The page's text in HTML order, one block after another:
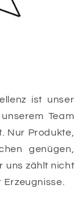
ist unser
Team
Nur Produkte,
genügen,
uns zählt nicht